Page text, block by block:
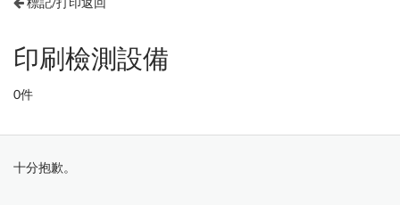
印刷檢測設備
0件
十分抱歉。